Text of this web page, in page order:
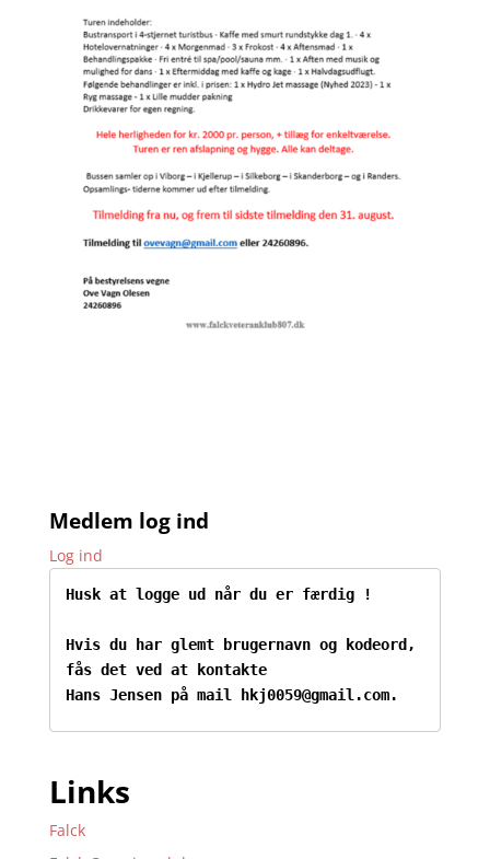
Medlem log ind
Log ind
Husk at logge ud når du er færdig !
Hvis du har glemt brugernavn og kodeord,
fås det ved at kontakte
Hans Jensen på mail hkj0059@gmail.com.
Links
Falck